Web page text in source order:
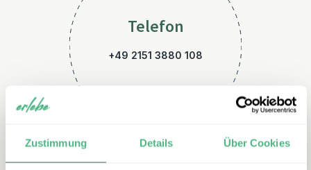
Zustimmung Details Über Cookies
Telefon
+49 2151 3880 108